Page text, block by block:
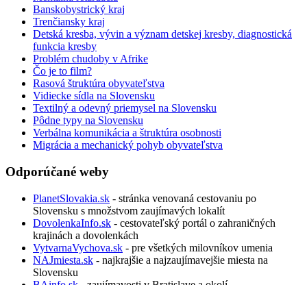
Banskobystrický kraj
Trenčiansky kraj
Detská kresba, vývin a význam detskej kresby, diagnostická
funkcia kresby
Problém chudoby v Afrike
Čo je to film?
Rasová štruktúra obyvateľstva
Vidiecke sídla na Slovensku
Textilný a odevný priemysel na Slovensku
Pôdne typy na Slovensku
Verbálna komunikácia a štruktúra osobnosti
Migrácia a mechanický pohyb obyvateľstva
Odporúčané weby
PlanetSlovakia.sk - stránka venovaná cestovaniu po
Slovensku s množstvom zaujímavých lokalít
DovolenkaInfo.sk - cestovateľský portál o zahraničných
krajinách a dovolenkách
VytvarnaVychova.sk - pre všetkých milovníkov umenia
NAJmiesta.sk - najkrajšie a najzaujímavejšie miesta na
Slovensku